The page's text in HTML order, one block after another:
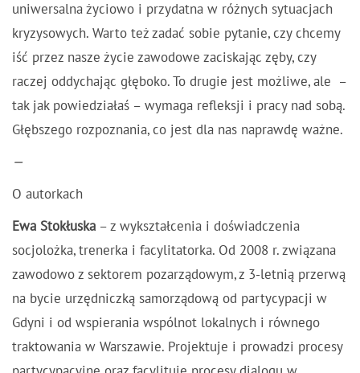
uniwersalna życiowo i przydatna w różnych sytuacjach
kryzysowych. Warto też zadać sobie pytanie, czy chcemy
iść przez nasze życie zawodowe zaciskając zęby, czy
raczej oddychając głęboko. To drugie jest możliwe, ale –
tak jak powiedziałaś – wymaga refleksji i pracy nad sobą.
Głębszego rozpoznania, co jest dla nas naprawdę ważne.
—
O autorkach
Ewa Stokłuska – z wykształcenia i doświadczenia
socjolożka, trenerka i facylitatorka. Od 2008 r. związana
zawodowo z sektorem pozarządowym, z 3-letnią przerwą
na bycie urzędniczką samorządową od partycypacji w
Gdyni i od wspierania wspólnot lokalnych i równego
traktowania w Warszawie. Projektuje i prowadzi procesy